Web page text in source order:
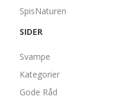
SpisNaturen
SIDER
Svampe
Kategorier
Gode Råd